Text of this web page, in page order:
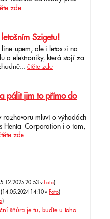
zde
Szigetu!
upem, ale i letos si na
a elektroniky, která stojí za
čtěte zde
pálit jim to přímo do
rozhovoru mluví o výhodách
Hentai Corporation i o tom,
zde
20:53 v Foto)
(14.05.2024 14:10 v Foto)
)
šňůra je tu, buďte u toho